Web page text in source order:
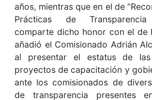
años, mientras que en el de
Prácticas de Transparencia
comparte dicho honor con el de
añadió el Comisionado Adrián
al presentar el estatus de
proyectos de capacitación y
ante los comisionados de
de transparencia presentes